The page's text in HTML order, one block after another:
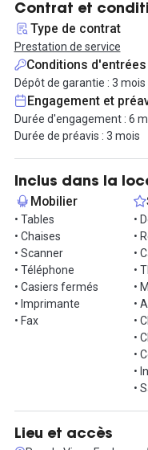
avec soin est doté de
où vous trouverez des
cuisine ou encore un
Vous aurez également à
comme la domiciliation
location de salles de
privatives. Grâce à ces
possibilité d'adapter votre
entreprise.
Le bureau est
Flandres (principale gare
pieds de la gare Lille-
EURALILLE. Idéalement
accès direct à tous les
aéroport, périphérique.
La qualité des différents
charme et le caractère de
espace exceptionnel qui
environnement calme et
Contrat et
Type de contrat
Prestation de service
Conditions d'entrées
Dépôt de garantie : 3 mois
Engagement et
Durée d'engagement : 6
Durée de préavis : 3 mois
Inclus dans la
Mobilier
• Tables
• Chaises
• Scanner
• Téléphone
• Casiers fermés
• Imprimante
• Fax
•
•
•
•
•
•
•
•
•
•
•
Lieu et accès